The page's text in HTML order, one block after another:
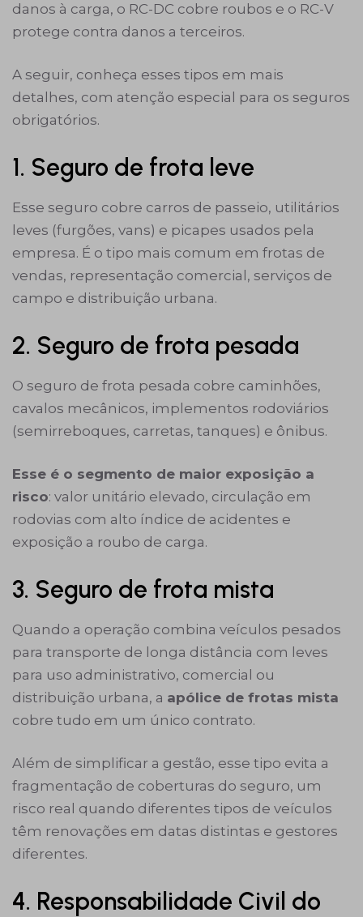
danos à carga, o RC-DC cobre roubos e o RC-V
protege contra danos a terceiros.
A seguir, conheça esses tipos em mais
detalhes, com atenção especial para os seguros
obrigatórios.
1. Seguro de frota leve
Esse seguro cobre carros de passeio, utilitários
leves (furgões, vans) e picapes usados pela
empresa. É o tipo mais comum em frotas de
vendas, representação comercial, serviços de
campo e distribuição urbana.
2. Seguro de frota pesada
O seguro de frota pesada cobre caminhões,
cavalos mecânicos, implementos rodoviários
(semirreboques, carretas, tanques) e ônibus.
Esse é o segmento de maior exposição a
risco: valor unitário elevado, circulação em
rodovias com alto índice de acidentes e
exposição a roubo de carga.
3. Seguro de frota mista
Quando a operação combina veículos pesados
para transporte de longa distância com leves
para uso administrativo, comercial ou
distribuição urbana, a apólice de frotas mista
cobre tudo em um único contrato.
Além de simplificar a gestão, esse tipo evita a
fragmentação de coberturas do seguro, um
risco real quando diferentes tipos de veículos
têm renovações em datas distintas e gestores
diferentes.
4. Responsabilidade Civil do